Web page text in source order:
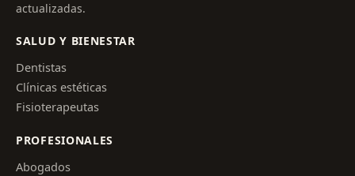
actualizadas.
SALUD Y BIENESTAR
Dentistas
Clínicas estéticas
Fisioterapeutas
PROFESIONALES
Abogados